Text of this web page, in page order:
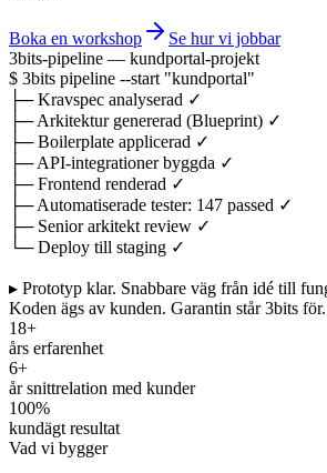
Boka en workshop
Se hur vi jobbar
3bits-pipeline — kundportal-projekt
$ 3bits pipeline --start "kundportal"
├─ Kravspec analyserad ✓
├─ Arkitektur genererad (Blueprint) ✓
├─ Boilerplate applicerad ✓
├─ API-integrationer byggda ✓
├─ Frontend renderad ✓
├─ Automatiserade tester: 147 passed ✓
├─ Senior arkitekt review ✓
└─ Deploy till staging ✓
▸ Prototyp klar. Snabbare väg från idé till
Koden ägs av kunden. Garantin står 3bits för.
18+
års erfarenhet
6+
år snittrelation med kunder
100%
kundägt resultat
Vad vi bygger